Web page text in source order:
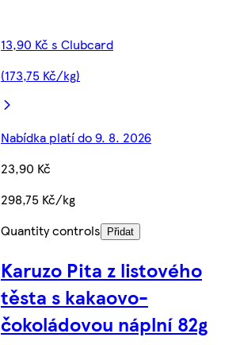
13,90 Kč s Clubcard
(173,75 Kč/kg)
Nabídka platí do 9. 8. 2026
23,90 Kč
298,75 Kč/kg
Quantity controls
Přidat
Karuzo Pita z listového
těsta s kakaovo-
čokoládovou náplní 82g